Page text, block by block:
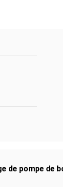
de pompe de